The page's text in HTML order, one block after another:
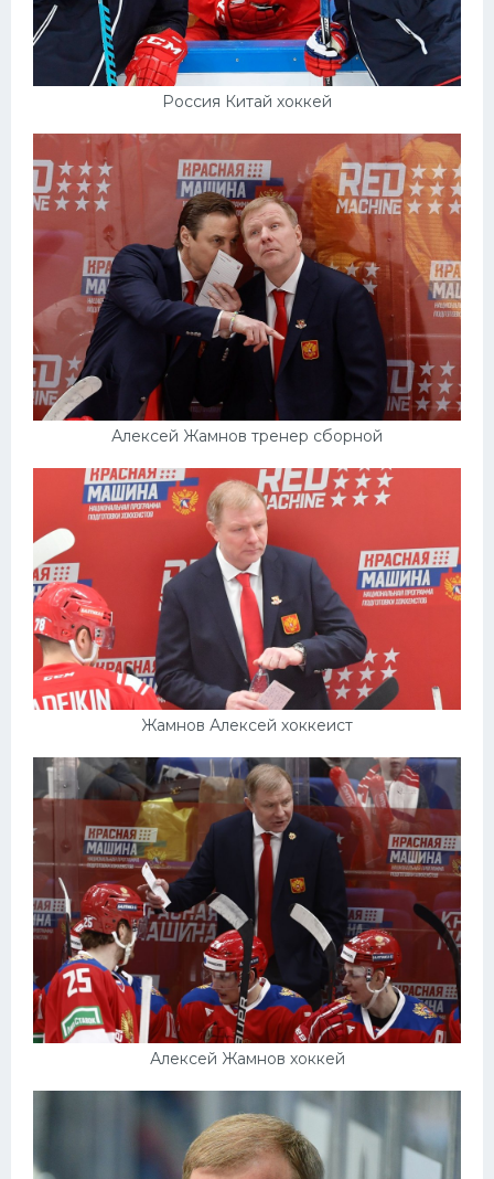
Россия Китай хоккей
Алексей Жамнов тренер сборной
Жамнов Алексей хоккеист
Алексей Жамнов хоккей